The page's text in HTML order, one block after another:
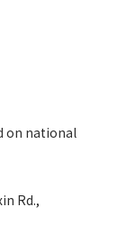
on national
Rd.,